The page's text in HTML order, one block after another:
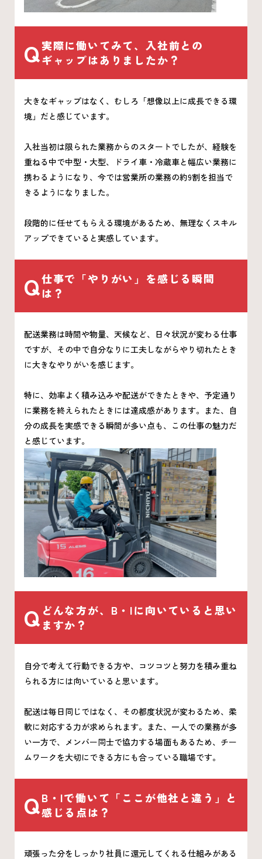
Q実際に働いてみて、入社前との
ギャップはありましたか？
大きなギャップはなく、むしろ「想像以上に成長できる環
境」だと感じています。
入社当初は限られた業務からのスタートでしたが、経験を
重ねる中で中型・大型、ドライ車・冷蔵車と幅広い業務に
携わるようになり、今では営業所の業務の約9割を担当で
きるようになりました。
段階的に任せてもらえる環境があるため、無理なくスキル
アップできていると実感しています。
Q仕事で「やりがい」を感じる瞬間
は？
配送業務は時間や物量、天候など、日々状況が変わる仕事
ですが、その中で自分なりに工夫しながらやり切れたとき
に大きなやりがいを感じます。
特に、効率よく積み込みや配送ができたときや、予定通り
に業務を終えられたときには達成感があります。また、自
分の成長を実感できる瞬間が多い点も、この仕事の魅力だ
と感じています。
Q どんな方が、B・Iに向いていると思い
ますか？
自分で考えて行動できる方や、コツコツと努力を積み重ね
られる方には向いていると思います。
配送は毎日同じではなく、その都度状況が変わるため、柔
軟に対応する力が求められます。また、一人での業務が多
い一方で、メンバー同士で協力する場面もあるため、チー
ムワークを大切にできる方にも合っている職場です。
QB・Iで働いて「ここが他社と違う」と
感じる点は？
頑張った分をしっかり社員に還元してくれる仕組みがある